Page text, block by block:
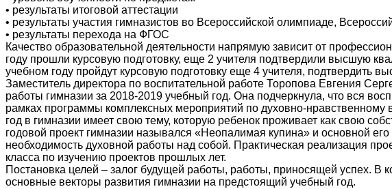
• результаты итоговой аттестации
• результаты участия гимназистов во Всероссийской олимпиаде,
• результаты перехода на ФГОС
Качество образовательной деятельности напрямую зависит от
году прошли курсовую подготовку, еще 2 учителя подтвердили высшую
учебном году пройдут курсовую подготовку еще 4 учителя, подтвердить
Заместитель директора по воспитательной работе Торопова Евгения
работы гимназии за 2018-2019 учебный год. Она подчеркнула, что вся
рамках программы комплексных мероприятий по духовно-
год в гимназии имеет свою тему, которую ребенок проживает как свою
годовой проект гимназии назывался «Неопалимая купина» и основной
необходимость духовной работы над собой. Практическая реализация
класса по изучению проектов прошлых лет.
Постановка целей – залог будущей работы, работы, приносящей успех. В
основные векторы развития гимназии на предстоящий учебный год.